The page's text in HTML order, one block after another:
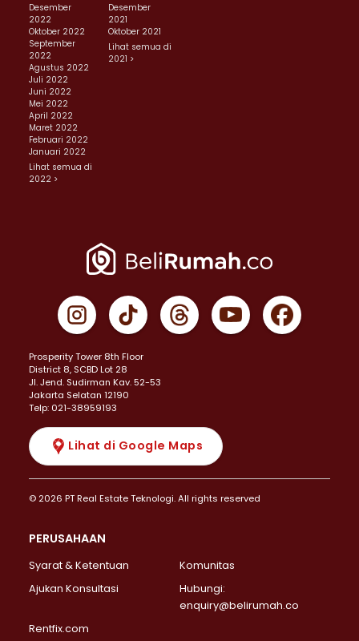
Desember
2022
Oktober 2022
September
2022
Agustus 2022
Juli 2022
Juni 2022
Mei 2022
April 2022
Maret 2022
Februari 2022
Januari 2022
Lihat semua di
2022 >
Desember
2021
Oktober 2021
Lihat semua di
2021 >
Prosperity Tower 8th Floor
District 8, SCBD Lot 28
JI. Jend. Sudirman Kav. 52-53
Jakarta Selatan 12190
Telp: 021-38959193
Lihat di Google Maps
© 2026 PT Real Estate Teknologi. All rights reserved
PERUSAHAAN
Syarat & Ketentuan
Komunitas
Ajukan Konsultasi
Hubungi:
enquiry@belirumah.co
Rentfix.com